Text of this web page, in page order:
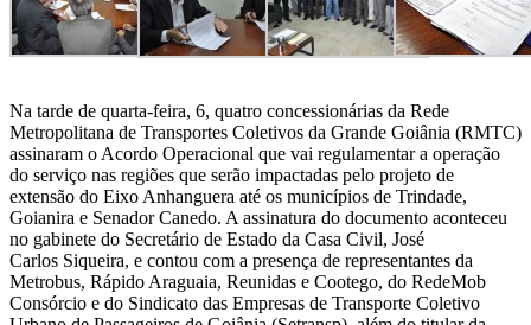
Na tarde de quarta-feira, 6, quatro concessionárias da Rede
Metropolitana de Transportes Coletivos da Grande Goiânia (RMTC)
assinaram o Acordo Operacional que vai regulamentar a operação
do serviço nas regiões que serão impactadas pelo projeto de
extensão do Eixo Anhanguera até os municípios de Trindade,
Goianira e Senador Canedo. A assinatura do documento aconteceu
no gabinete do Secretário de Estado da Casa Civil, José
Carlos Siqueira, e contou com a presença de representantes da
Metrobus, Rápido Araguaia, Reunidas e Cootego, do RedeMob
Consórcio e do Sindicato das Empresas de Transporte Coletivo